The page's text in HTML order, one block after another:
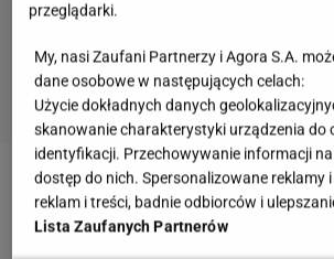
Czy w wigilię można jeść mięso?
przeglądarki.
My, nasi Zaufani Partnerzy i Agora S.A.
dane osobowe w następujących celach:
Użycie dokładnych danych
skanowanie charakterystyki urządzenia do
identyfikacji. Przechowywanie informacji
dostęp do nich. Spersonalizowane reklamy
reklam i treści, badnie odbiorców i
Lista Zaufanych Partnerów